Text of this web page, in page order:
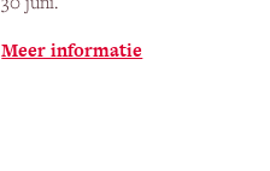
Meer informatie